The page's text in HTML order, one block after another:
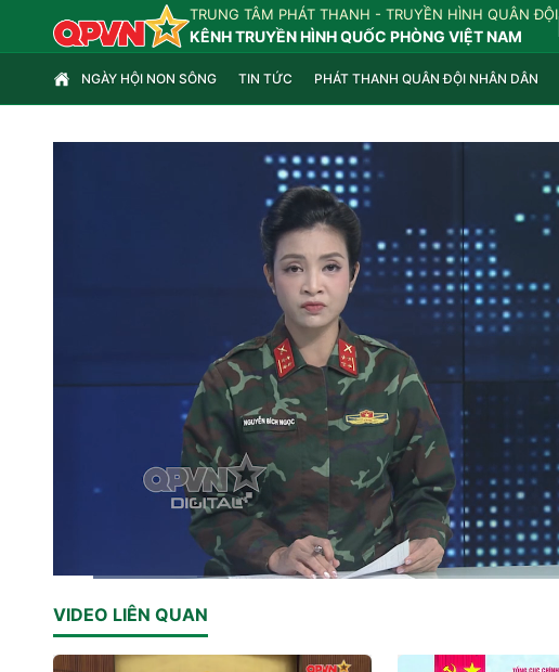
TRUNG TÂM PHÁT THANH - TRUYỀN HÌNH QUÂN ĐỘI
KÊNH TRUYỀN HÌNH QUỐC PHÒNG VIỆT NAM
NGÀY HỘI NON SÔNG TIN TỨC PHÁT THANH QUÂN ĐỘI NHÂN DÂN
VIDEO LIÊN QUAN